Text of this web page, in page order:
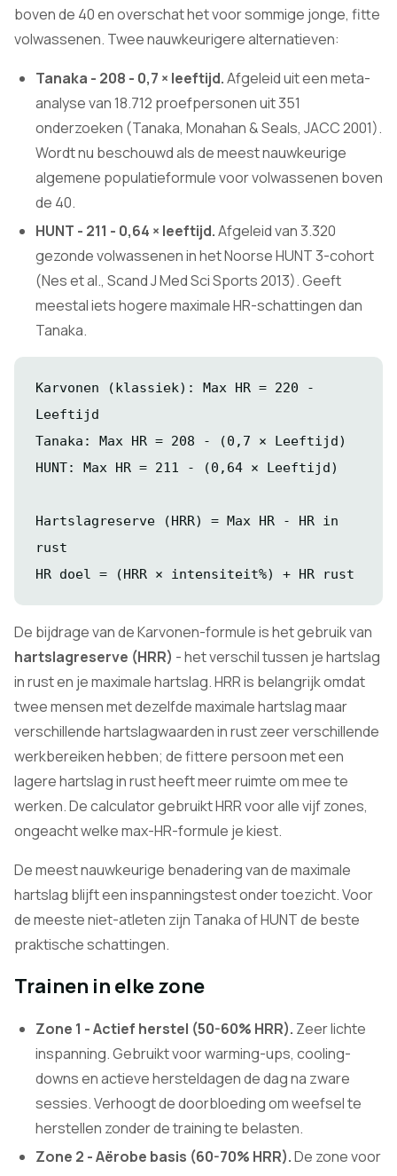
boven de 40 en overschat het voor sommige jonge, fitte
volwassenen. Twee nauwkeurigere alternatieven:
Tanaka - 208 - 0,7 × leeftijd.Afgeleid uit een meta-
analyse van 18.712 proefpersonen uit 351
onderzoeken (Tanaka, Monahan & Seals, JACC 2001).
Wordt nu beschouwd als de meest nauwkeurige
algemene populatieformule voor volwassenen boven
de 40.
HUNT - 211 - 0,64 × leeftijd.Afgeleid van 3.320
gezonde volwassenen in het Noorse HUNT 3-cohort
(Nes et al., Scand J Med Sci Sports 2013). Geeft
meestal iets hogere maximale HR-schattingen dan
Tanaka.
Karvonen (klassiek): Max HR = 220 -
Leeftijd
Tanaka: Max HR = 208 - (0,7 × Leeftijd)
HUNT: Max HR = 211 - (0,64 × Leeftijd)
Hartslagreserve (HRR) = Max HR - HR in
rust
HR doel = (HRR × intensiteit%) + HR rust
De bijdrage van de Karvonen-formule is het gebruik van
hartslagreserve (HRR) - het verschil tussen je hartslag
in rust en je maximale hartslag. HRR is belangrijk omdat
twee mensen met dezelfde maximale hartslag maar
verschillende hartslagwaarden in rust zeer verschillende
werkbereiken hebben; de fittere persoon met een
lagere hartslag in rust heeft meer ruimte om mee te
werken. De calculator gebruikt HRR voor alle vijf zones,
ongeacht welke max-HR-formule je kiest.
De meest nauwkeurige benadering van de maximale
hartslag blijft een inspanningstest onder toezicht. Voor
de meeste niet-atleten zijn Tanaka of HUNT de beste
praktische schattingen.
Trainen in elke zone
Zone 1 - Actief herstel (50-60% HRR). Zeer lichte
inspanning. Gebruikt voor warming-ups, cooling-
downs en actieve hersteldagen de dag na zware
sessies. Verhoogt de doorbloeding om weefsel te
herstellen zonder de training te belasten.
Zone 2 - Aërobe basis (60-70% HRR).De zone voor